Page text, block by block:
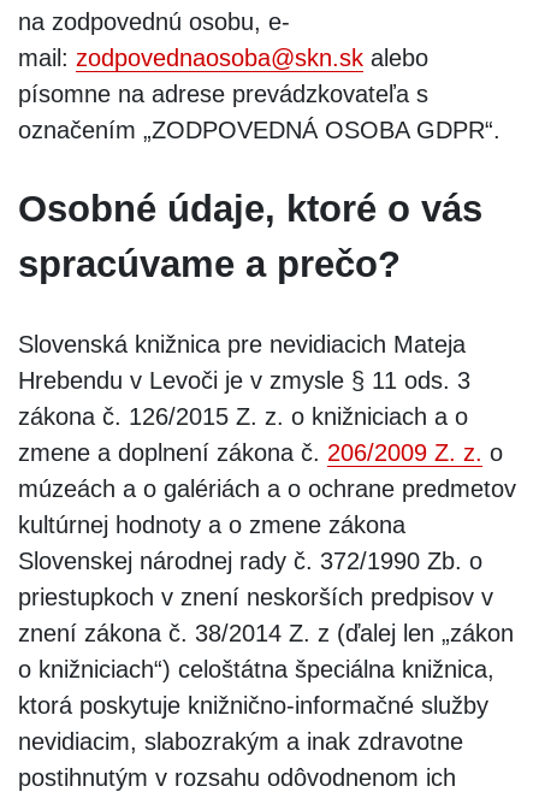
na zodpovednú osobu, e-
mail: zodpovednaosoba@skn.sk alebo
písomne na adrese prevádzkovateľa s
označením „ZODPOVEDNÁ OSOBA GDPR“.
Osobné údaje, ktoré o vás
spracúvame a prečo?
Slovenská knižnica pre nevidiacich Mateja
Hrebendu v Levoči je v zmysle § 11 ods. 3
zákona č. 126/2015 Z. z. o knižniciach a o
zmene a doplnení zákona č. 206/2009 Z. z. o
múzeách a o galériách a o ochrane predmetov
kultúrnej hodnoty a o zmene zákona
Slovenskej národnej rady č. 372/1990 Zb. o
priestupkoch v znení neskorších predpisov v
znení zákona č. 38/2014 Z. z (ďalej len „zákon
o knižniciach“) celoštátna špeciálna knižnica,
ktorá poskytuje knižnično-informačné služby
nevidiacim, slabozrakým a inak zdravotne
postihnutým v rozsahu odôvodnenom ich